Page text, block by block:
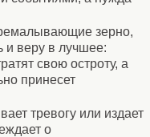
зерно,
и веру в лучшее:
свою остроту, а
принесет
тревогу или издает
о